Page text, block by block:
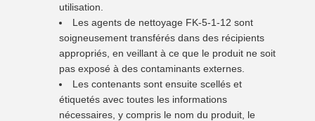
utilisation.
Les agents de nettoyage FK-5-1-12 sont
soigneusement transférés dans des récipients
appropriés, en veillant à ce que le produit ne soit
pas exposé à des contaminants externes.
Les contenants sont ensuite scellés et
étiquetés avec toutes les informations
nécessaires, y compris le nom du produit, le